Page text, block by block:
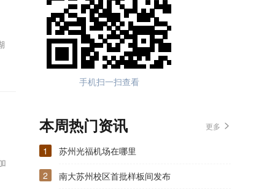
手机扫一扫查看
本周热门资讯 更多
1
苏州光福机场在哪里
2
南大苏州校区首批样板间发布